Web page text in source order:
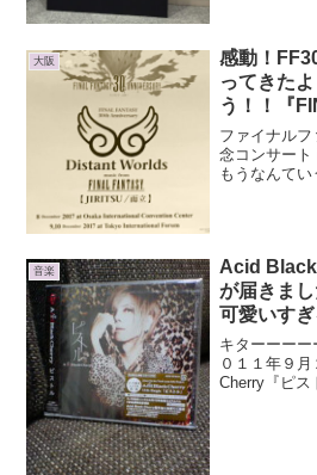
大阪
感動！
ってきた
う！！『
music
立 /
ファイナル
念コンサート
もうなんてい
音楽
Acid Black
が届きま
可愛いすぎ
キターーー
０１１年９
Cherry『ピス